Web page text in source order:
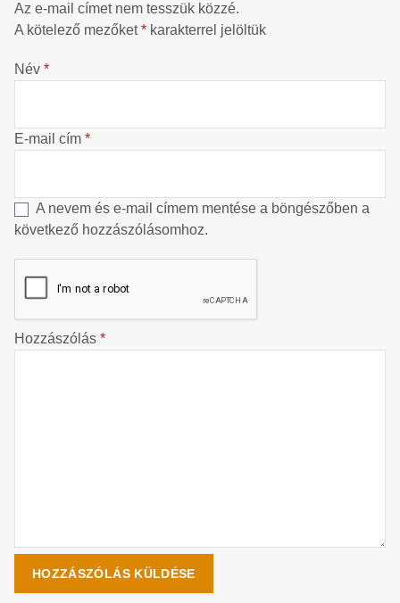
Az e-mail címet nem tesszük közzé.
A kötelező mezőket* karakterrel jelöltük
Név *
E-mail cím *
A nevem és e-mail címem mentése a böngészőben a
következő hozzászólásomhoz.
Hozzászólás *